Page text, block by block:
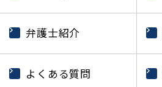
弁護士紹介
よくある質問